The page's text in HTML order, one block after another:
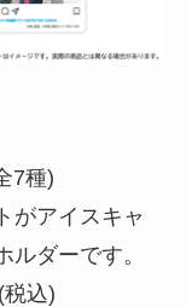
7種)
がアイスキャ
ダーです。
込)